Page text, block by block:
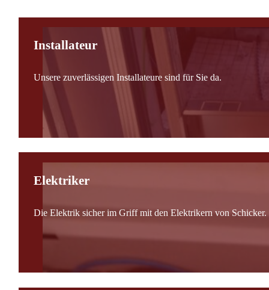
Installateur
Unsere zuverlässigen Installateure sind für Sie da.
Elektriker
Die Elektrik sicher im Griff mit den Elektrikern von Schicker.